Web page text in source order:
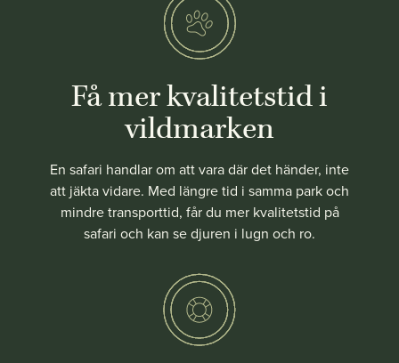
Få mer kvalitetstid i
vildmarken
En safari handlar om att vara där det händer, inte
att jäkta vidare. Med längre tid i samma park och
mindre transporttid, får du mer kvalitetstid på
safari och kan se djuren i lugn och ro.